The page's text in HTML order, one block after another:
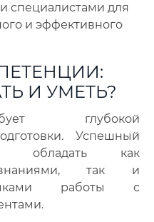
специалистами для
и эффективного
И УМЕТЬ?
глубокой
Успешный
обладать как
знаниями, так и
работы с